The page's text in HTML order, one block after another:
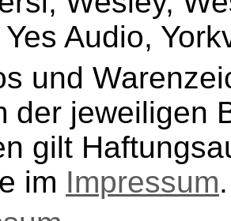
Audio,
und
der jeweiligen
gilt
im Impressum.